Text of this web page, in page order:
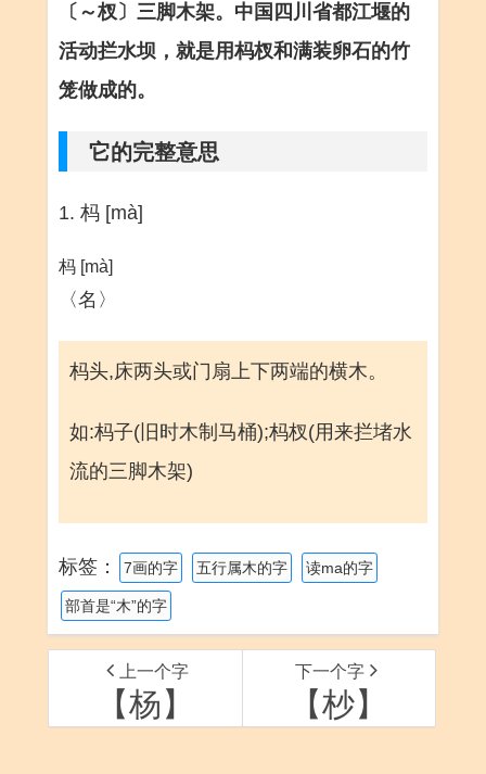
〔～杈〕三脚木架。中国四川省都江堰的
活动拦水坝，就是用杩杈和满装卵石的竹
笼做成的。
它的完整意思
1. 杩 [mà]
杩 [mà]
〈名〉
杩头,床两头或门扇上下两端的横木。
如:杩子(旧时木制马桶);杩杈(用来拦堵水
流的三脚木架)
标签： 7画的字 五行属木的字 读ma的字
部首是“木”的字
上一个字
【杨】
下一个字
【杪】